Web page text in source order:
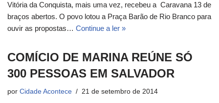
Vitória da Conquista, mais uma vez, recebeu a Caravana 13 de
braços abertos. O povo lotou a Praça Barão de Rio Branco para
ouvir as propostas… Continue a ler »
COMÍCIO DE MARINA REÚNE SÓ
300 PESSOAS EM SALVADOR
por Cidade Acontece 21 de setembro de 2014